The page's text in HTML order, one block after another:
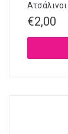
Ατσάλινοι
€2,00